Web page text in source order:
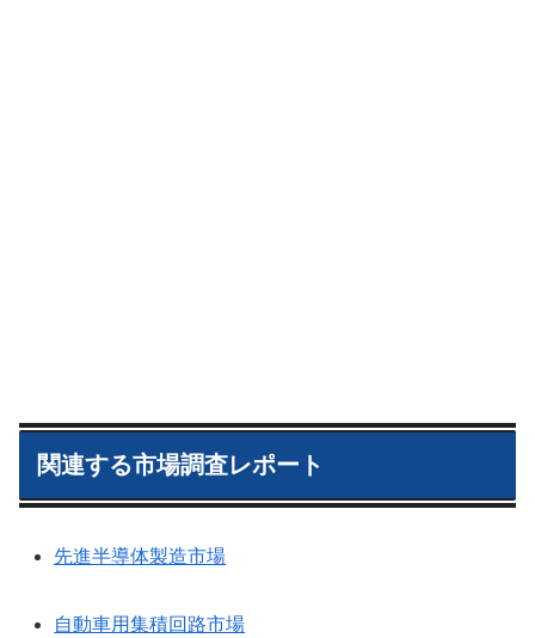
関連する市場調査レポート
先進半導体製造市場
自動車用集積回路市場